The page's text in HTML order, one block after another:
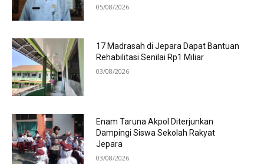
05/08/2026
17 Madrasah di Jepara Dapat Bantuan
Rehabilitasi Senilai Rp1 Miliar
03/08/2026
Enam Taruna Akpol Diterjunkan
Dampingi Siswa Sekolah Rakyat
Jepara
03/08/2026